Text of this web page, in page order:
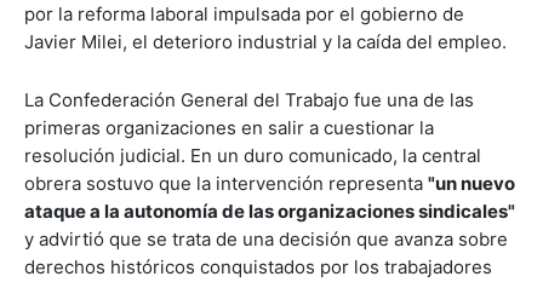
por la reforma laboral impulsada por el gobierno de
Javier Milei, el deterioro industrial y la caída del empleo.
La Confederación General del Trabajo fue una de las
primeras organizaciones en salir a cuestionar la
resolución judicial. En un duro comunicado, la central
obrera sostuvo que la intervención representa "un nuevo
ataque a la autonomía de las organizaciones sindicales"
y advirtió que se trata de una decisión que avanza sobre
derechos históricos conquistados por los trabajadores